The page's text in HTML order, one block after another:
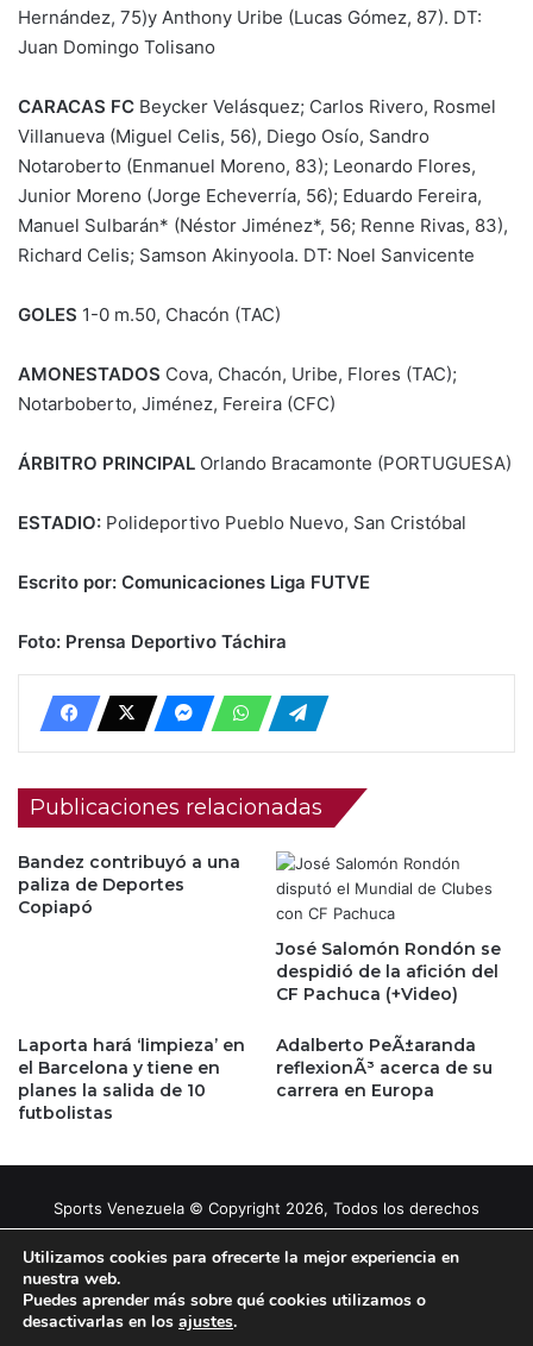
Hernández, 75)y Anthony Uribe (Lucas Gómez, 87). DT:
Juan Domingo Tolisano
CARACAS FC Beycker Velásquez; Carlos Rivero, Rosmel
Villanueva (Miguel Celis, 56), Diego Osío, Sandro
Notaroberto (Enmanuel Moreno, 83); Leonardo Flores,
Junior Moreno (Jorge Echeverría, 56); Eduardo Fereira,
Manuel Sulbarán* (Néstor Jiménez*, 56; Renne Rivas, 83),
Richard Celis; Samson Akinyoola. DT: Noel Sanvicente
GOLES 1-0 m.50, Chacón (TAC)
AMONESTADOS Cova, Chacón, Uribe, Flores (TAC);
Notarboberto, Jiménez, Fereira (CFC)
ÁRBITRO PRINCIPAL Orlando Bracamonte (PORTUGUESA)
ESTADIO: Polideportivo Pueblo Nuevo, San Cristóbal
Escrito por: Comunicaciones Liga FUTVE
Foto: Prensa Deportivo Táchira
Publicaciones relacionadas
Bandez contribuyó a una
paliza de Deportes
Copiapó
José Salomón Rondón se
despidió de la afición del
CF Pachuca (+Video)
Laporta hará ‘limpieza’ en
el Barcelona y tiene en
planes la salida de 10
futbolistas
Adalberto PeÃ±aranda
reflexionÃ³ acerca de su
carrera en Europa
Sports Venezuela © Copyright 2026, Todos los derechos
Facebook
X YouTubeInstagram
Utilizamos cookies para ofrecerte la mejor experiencia en
nuestra web.
Puedes aprender más sobre qué cookies utilizamos o
desactivarlas en los ajustes.